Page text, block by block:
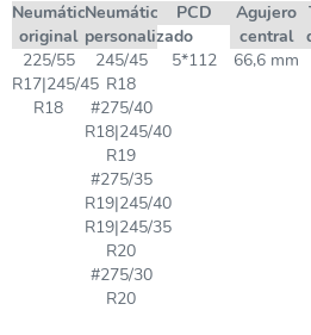
Neumático
original
Neumático
personalizado
PCD
Agujero
central
225/55
R17|245/45
R18
245/45
R18
#275/40
R18|245/40
R19
#275/35
R19|245/40
R19|245/35
R20
#275/30
R20
5*112 66,6 mm